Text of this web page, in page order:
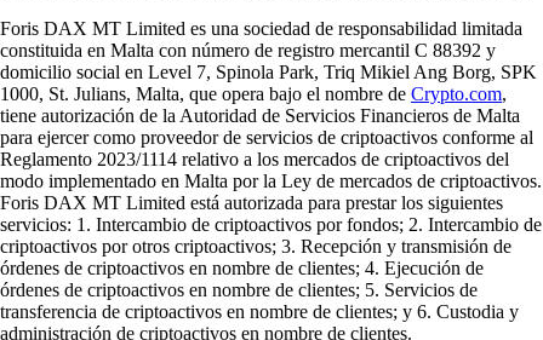
Foris DAX MT Limited es una sociedad de responsabilidad limitada
constituida en Malta con número de registro mercantil C 88392 y
domicilio social en Level 7, Spinola Park, Triq Mikiel Ang Borg, SPK
1000, St. Julians, Malta, que opera bajo el nombre de Crypto.com,
tiene autorización de la Autoridad de Servicios Financieros de Malta
para ejercer como proveedor de servicios de criptoactivos conforme al
Reglamento 2023/1114 relativo a los mercados de criptoactivos del
modo implementado en Malta por la Ley de mercados de criptoactivos.
Foris DAX MT Limited está autorizada para prestar los siguientes
servicios: 1. Intercambio de criptoactivos por fondos; 2. Intercambio de
criptoactivos por otros criptoactivos; 3. Recepción y transmisión de
órdenes de criptoactivos en nombre de clientes; 4. Ejecución de
órdenes de criptoactivos en nombre de clientes; 5. Servicios de
transferencia de criptoactivos en nombre de clientes; y 6. Custodia y
administración de criptoactivos en nombre de clientes.